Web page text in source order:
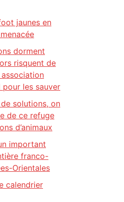
jaunes en
dorment
risquent de
les sauver
de solutions, on
de ce refuge
d’animaux
important
franco-
Orientales
calendrier